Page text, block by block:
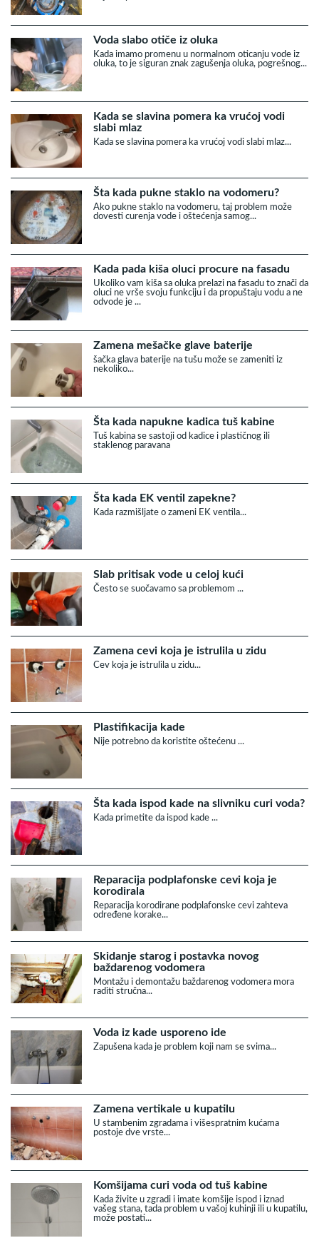
Voda slabo otiče iz oluka
Kada imamo promenu u normalnom oticanju vode iz
oluka, to je siguran znak zagušenja oluka, pogrešnog...
Kada se slavina pomera ka vrućoj vodi
slabi mlaz
Kada se slavina pomera ka vrućoj vodi slabi mlaz...
Šta kada pukne staklo na vodomeru?
Ako pukne staklo na vodomeru, taj problem može
dovesti curenja vode i oštećenja samog...
Kada pada kiša oluci procure na fasadu
Ukoliko vam kiša sa oluka prelazi na fasadu to znači da
oluci ne vrše svoju funkciju i da propuštaju vodu a ne
odvode je ...
Zamena mešačke glave baterije
šačka glava baterije na tušu može se zameniti iz
nekoliko...
Šta kada napukne kadica tuš kabine
Tuš kabina se sastoji od kadice i plastičnog ili
staklenog paravana
Šta kada EK ventil zapekne?
Kada razmišljate o zameni EK ventila...
Slab pritisak vode u celoj kući
Često se suočavamo sa problemom ...
Zamena cevi koja je istrulila u zidu
Cev koja je istrulila u zidu...
Plastifikacija kade
Nije potrebno da koristite oštećenu ...
Šta kada ispod kade na slivniku curi voda?
Kada primetite da ispod kade ...
Reparacija podplafonske cevi koja je
korodirala
Reparacija korodirane podplafonske cevi zahteva
određene korake...
Skidanje starog i postavka novog
baždarenog vodomera
Montažu i demontažu baždarenog vodomera mora
raditi stručna...
Voda iz kade usporeno ide
Zapušena kada je problem koji nam se svima...
Zamena vertikale u kupatilu
U stambenim zgradama i višespratnim kućama
postoje dve vrste...
Komšijama curi voda od tuš kabine
Kada živite u zgradi i imate komšije ispod i iznad
vašeg stana, tada problem u vašoj kuhinji ili u kupatilu,
može postati...